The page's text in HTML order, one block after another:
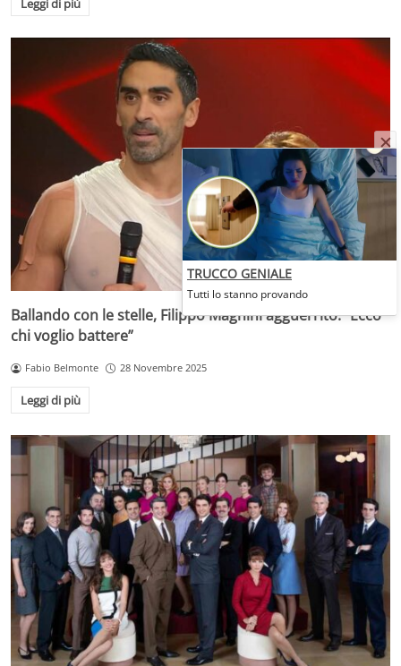
Leggi di più
Ballando con le stelle, Filippo Magnini agguerrito: “Ecco
chi voglio battere”
Fabio Belmonte 28 Novembre 2025
Leggi di più
TRUCCO GENIALE
Tutti lo stanno provando